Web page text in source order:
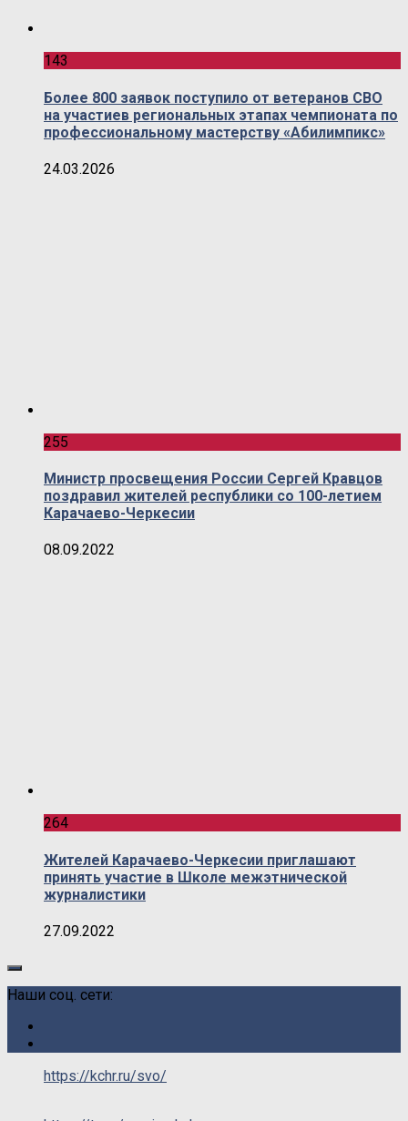
143
Более 800 заявок поступило от ветеранов СВО
на участиев региональных этапах чемпионата по
профессиональному мастерству «Абилимпикс»
24.03.2026
255
Министр просвещения России Сергей Кравцов
поздравил жителей республики со 100-летием
Карачаево-Черкесии
08.09.2022
264
Жителей Карачаево-Черкесии приглашают
принять участие в Школе межэтнической
журналистики
27.09.2022
Наши соц. сети:
https://kchr.ru/svo/